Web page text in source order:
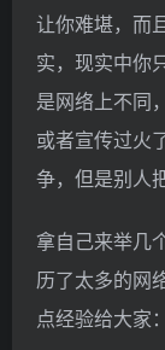
让你难堪，而
实，现实中你
是网络上不同
或者宣传过火
争，但是别人
拿自己来举几
历了太多的网
点经验给大家：